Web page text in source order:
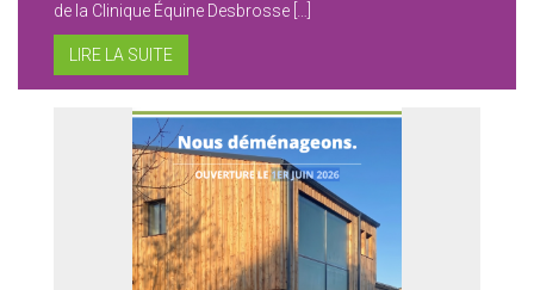
de la Clinique Équine Desbrosse […]
LIRE LA SUITE